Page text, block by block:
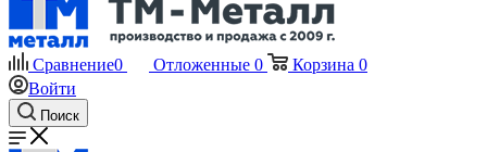
Сравнение0 Отложенные 0 Корзина 0
Войти
Поиск